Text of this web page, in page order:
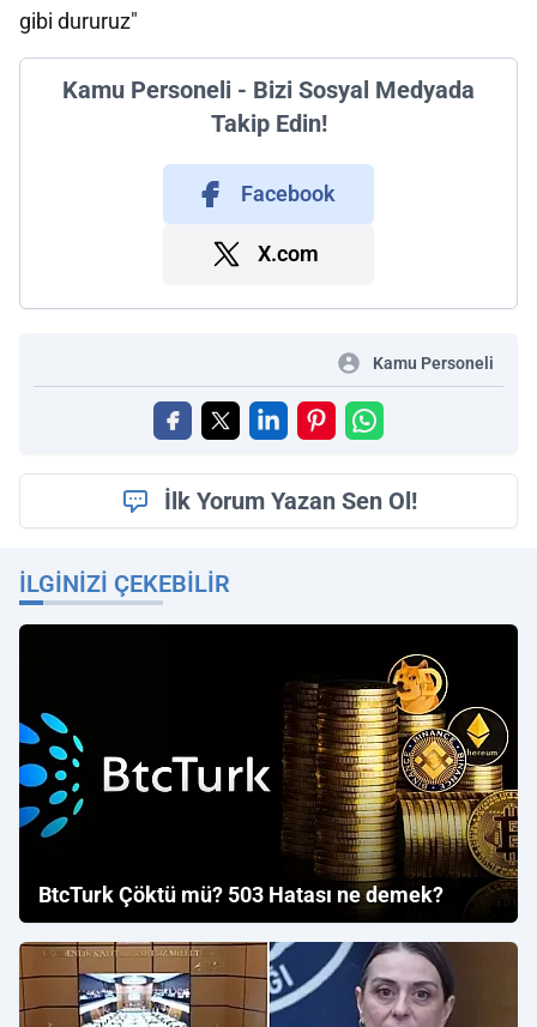
gibi dururuz"
Kamu Personeli - Bizi Sosyal Medyada
Takip Edin!
Facebook
X.com
Kamu Personeli
İlk Yorum Yazan Sen Ol!
İLGINIZI ÇEKEBILIR
BtcTurk Çöktü mü? 503 Hatası ne demek?